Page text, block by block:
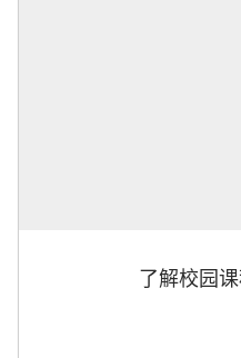
了解校园